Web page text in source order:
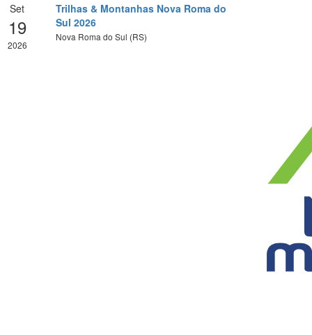
Set
19
2026
Trilhas & Montanhas Nova Roma do
Sul 2026
Nova Roma do Sul (RS)